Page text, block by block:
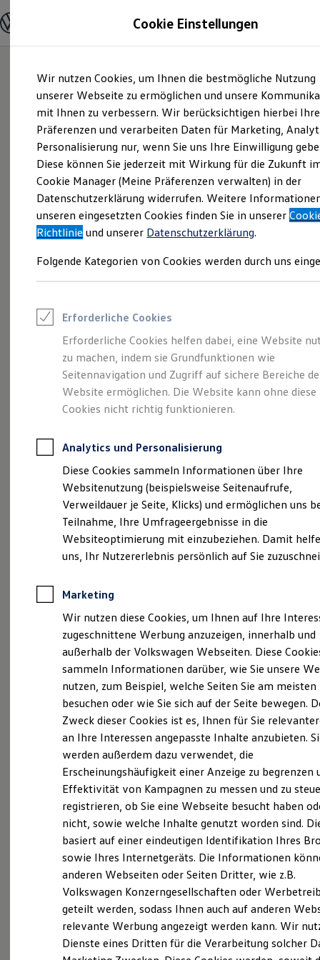
Hauptinhalt
springen
Footer
springen
Modelle und Konfigurator
Modelle vergleichen
Elektroautos
ENERGY Sondermodelle
Nutzfahrzeuge
SUV und CUV
Familienautos
Kombis
Kompaktwagen
Sportwagen
Schnell verfügbare Fahrzeuge
Angebote und Produkte
Aktuelle Angebote
E-Auto-Förderung
Volkswagen Marktplatz
Junge Gebrauchtwagen und Gebrauchtwagen
Saisonangebote
Leasing
Leasing-Angebote
Gebrauchtwagen Leasing
Junge Gebrauchtwagen-Leasing
Elektroauto Leasing
Kleinwagen-Leasing
Leasing ohne Anzahlung
Autokredit mit Schlussrate
Versicherungen und Garantien
Kfz-Versicherung
Restschuldversicherungen
Garantien
Wartungsverträge
Geschäftskunden
Professional Class bei Volkswagen
Großkunden
Behörden
Anpfiff zum Gewinn
Elektroautos
ID. Tutorials
Elektrofahrzeugkonzepte
Reichweite
Reichweite der ID. Modelle
Reichweite im Winter
Laden
Laden unterwegs
Laden Zuhause
Ladezeitensimulator
Batterie
Sicherheit
Garantie und Lebensdauer
Nachhaltigkeit
Technologie
Kosten und Kauf
Verbrauchskosten
Kaufoptionen
E-Auto-Förderung
Software und Konnektivität
Die ID. Software 6
ID. Software Versionen und Updates
Digitale Extras
Schnittstellen zu Ihrem ID.
So geht neu. Der
neue ID.3 Neo.
(Impressum & Rechtliches)
Cookie Einstellungen
Wir nutzen Cookies, um Ihnen die bestmögliche Nutzung
unserer Webseite zu ermöglichen und unsere
mit Ihnen zu verbessern. Wir berücksichtigen hierbei Ihre
Präferenzen und verarbeiten Daten für Marketing,
Personalisierung nur, wenn Sie uns Ihre Einwilligung
Diese können Sie jederzeit mit Wirkung für die Zukunft
Cookie Manager (Meine Präferenzen verwalten) in der
Datenschutzerklärung widerrufen. Weitere
unseren eingesetzten Cookies finden Sie in unserer
Richtlinie und unserer Datenschutzerklärung.
Folgende Kategorien von Cookies werden durch uns
Erforderliche Cookies
Erforderliche Cookies helfen dabei, eine Website
zu machen, indem sie Grundfunktionen wie
Seitennavigation und Zugriff auf sichere Bereiche
Website ermöglichen. Die Website kann ohne diese
Cookies nicht richtig funktionieren.
Analytics und Personalisierung
Diese Cookies sammeln Informationen über Ihre
Websitenutzung (beispielsweise Seitenaufrufe,
Verweildauer je Seite, Klicks) und ermöglichen uns
Teilnahme, Ihre Umfrageergebnisse in die
Websiteoptimierung mit einzubeziehen. Damit
uns, Ihr Nutzererlebnis persönlich auf Sie
Marketing
Wir nutzen diese Cookies, um Ihnen auf Ihre
zugeschnittene Werbung anzuzeigen, innerhalb und
außerhalb der Volkswagen Webseiten. Diese
sammeln Informationen darüber, wie Sie unsere
nutzen, zum Beispiel, welche Seiten Sie am meisten
besuchen oder wie Sie sich auf der Seite bewegen.
Zweck dieser Cookies ist es, Ihnen für Sie
an Ihre Interessen angepasste Inhalte anzubieten.
werden außerdem dazu verwendet, die
Erscheinungshäufigkeit einer Anzeige zu begrenzen
Effektivität von Kampagnen zu messen und zu
registrieren, ob Sie eine Webseite besucht haben
nicht, sowie welche Inhalte genutzt worden sind.
basiert auf einer eindeutigen Identifikation Ihres
sowie Ihres Internetgeräts. Die Informationen
anderen Webseiten oder Seiten Dritter, wie z.B.
Volkswagen Konzerngesellschaften oder
geteilt werden, sodass Ihnen auch auf anderen
relevante Werbung angezeigt werden kann. Wir
Dienste eines Dritten für die Verarbeitung solcher